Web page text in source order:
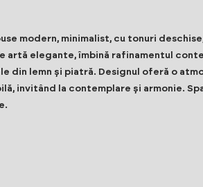
modern, minimalist, cu tonuri
artă elegante, îmbină rafinamentul
din lemn și piatră. Designul oferă o
invitând la contemplare și armonie.